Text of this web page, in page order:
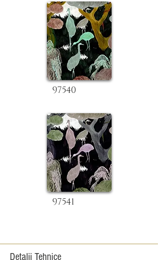
97540
97541
Detalii Tehnice